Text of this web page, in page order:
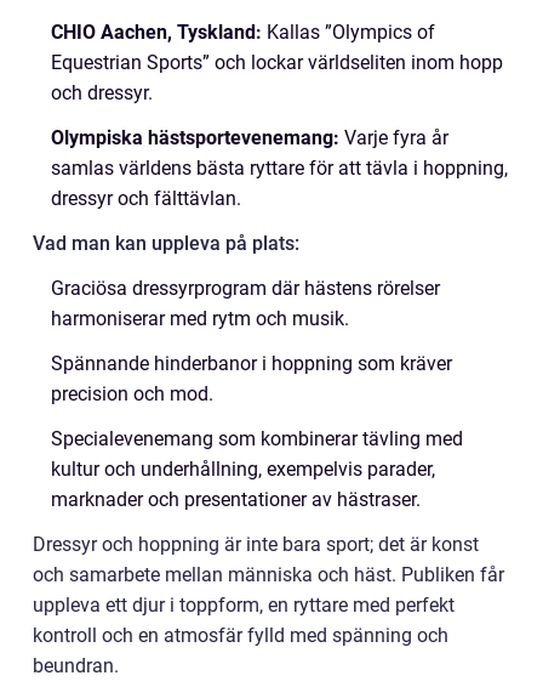
CHIO Aachen, Tyskland: Kallas ”Olympics of
Equestrian Sports” och lockar världseliten inom hopp
och dressyr.
Olympiska hästsportevenemang: Varje fyra år
samlas världens bästa ryttare för att tävla i hoppning,
dressyr och fälttävlan.
Vad man kan uppleva på plats:
Graciösa dressyrprogram där hästens rörelser
harmoniserar med rytm och musik.
Spännande hinderbanor i hoppning som kräver
precision och mod.
Specialevenemang som kombinerar tävling med
kultur och underhållning, exempelvis parader,
marknader och presentationer av hästraser.
Dressyr och hoppning är inte bara sport; det är konst
och samarbete mellan människa och häst. Publiken får
uppleva ett djur i toppform, en ryttare med perfekt
kontroll och en atmosfär fylld med spänning och
beundran.